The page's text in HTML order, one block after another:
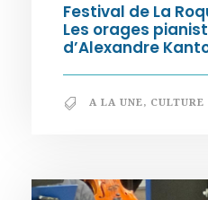
Festival de La
Les orages
d’Alexandre
A LA UNE, CULTURE